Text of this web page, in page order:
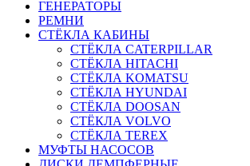
ГЕНЕРАТОРЫ
РЕМНИ
СТЁКЛА КАБИНЫ
СТЁКЛА CATERPILLAR
СТЁКЛА HITACHI
СТЁКЛА KOMATSU
СТЁКЛА HYUNDAI
СТЁКЛА DOOSAN
СТЁКЛА VOLVO
СТЁКЛА TEREX
МУФТЫ НАСОСОВ